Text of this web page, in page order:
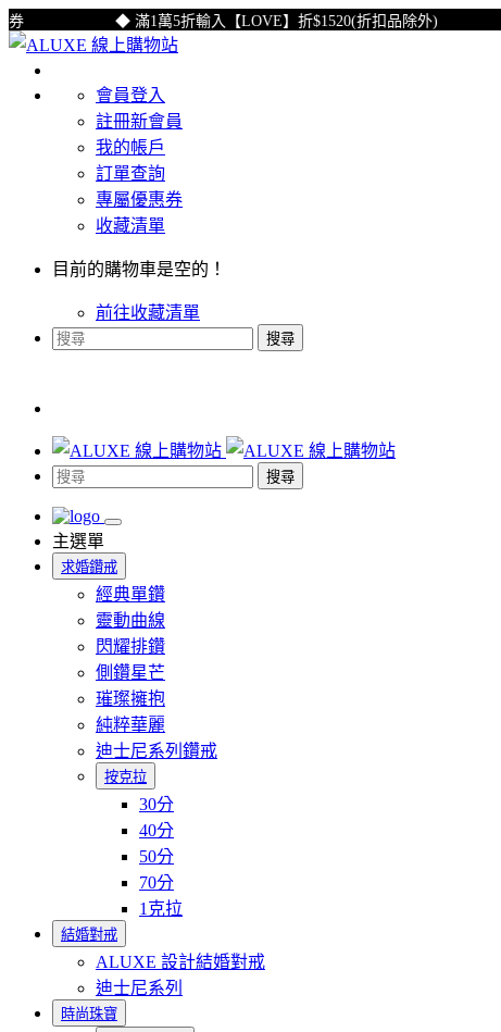
◆ 滿1萬5折輸入【LOVE】折$1520(折扣品除外)
會員登入
註冊新會員
我的帳戶
訂單查詢
專屬優惠券
收藏清單
目前的購物車是空的！
前往收藏清單
搜尋
搜尋
主選單
求婚鑽戒
經典單鑽
靈動曲線
閃耀排鑽
側鑽星芒
璀璨擁抱
純粹華麗
迪士尼系列鑽戒
按克拉
30分
40分
50分
70分
1克拉
結婚對戒
ALUXE 設計結婚對戒
迪士尼系列
時尚珠寶